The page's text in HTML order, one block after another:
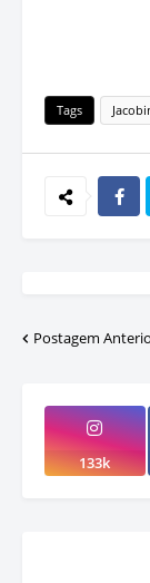
Tags
Postagem
133k